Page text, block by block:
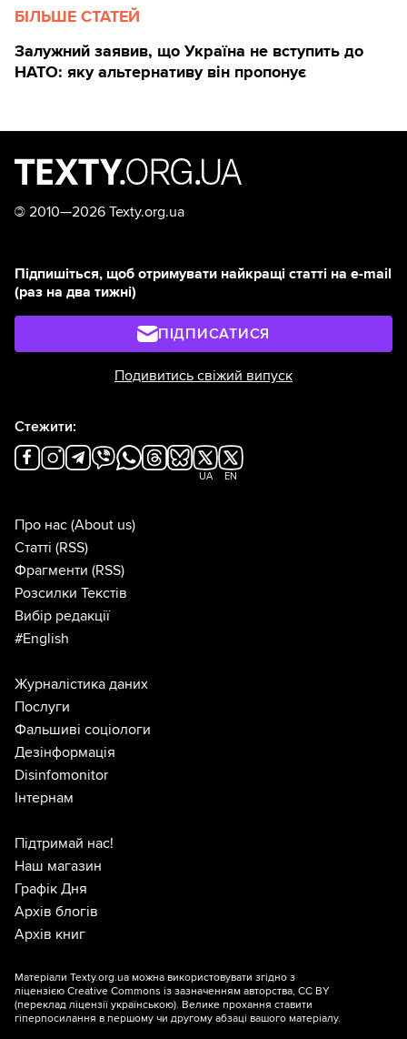
БІЛЬШЕ СТАТЕЙ
Залужний заявив, що Україна не вступить до
НАТО: яку альтернативу він пропонує
© 2010—2026 Texty.org.ua
Підпишіться, щоб отримувати найкращі статті на e-mail
(раз на два тижні)
ПІДПИСАТИСЯ
Подивитись свіжий випуск
Стежити:
UA EN
Про нас (About us)
Статті (RSS)
Фрагменти (RSS)
Розсилки Текстів
Вибір редакції
#English
Журналістика даних
Послуги
Фальшиві соціологи
Дезінформація
Disinfomonitor
Інтернам
Підтримай нас!
Наш магазин
Графік Дня
Архів блогів
Архів книг
Матеріали Texty.org.ua можна використовувати згідно з
ліцензією Creative Commons із зазначенням авторства, CC BY
(переклад ліцензії українською). Велике прохання ставити
гіперпосилання в першому чи другому абзаці вашого матеріалу.